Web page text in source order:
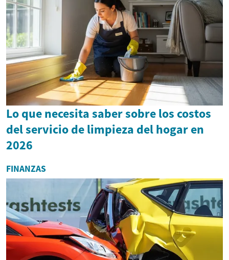
Lo que necesita saber sobre los costos
del servicio de limpieza del hogar en
2026
FINANZAS